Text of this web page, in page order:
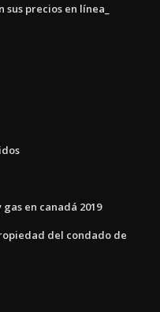
precios en línea_
en canadá 2019
del condado de